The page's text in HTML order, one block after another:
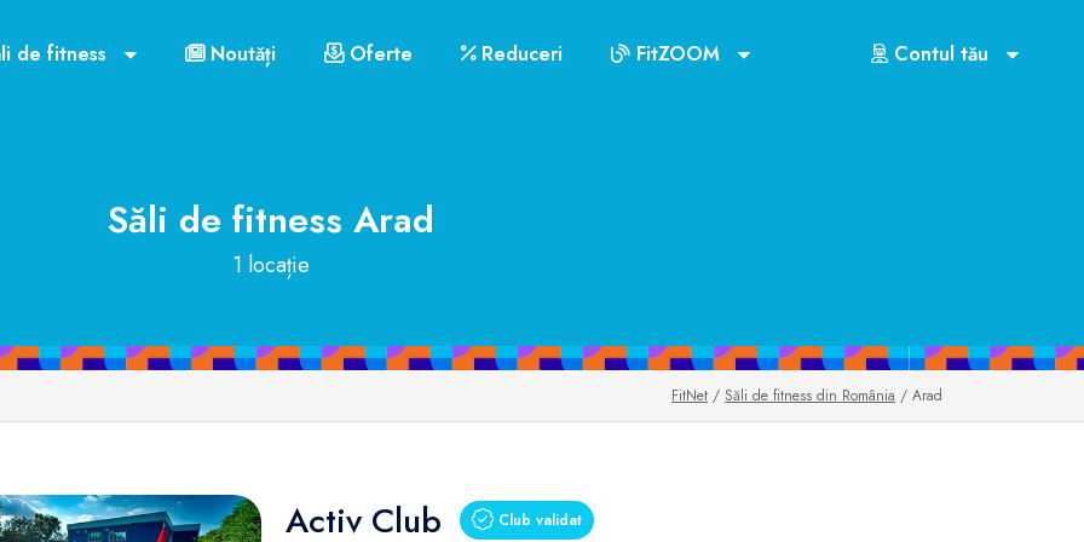
de fitness Noutăți Oferte Reduceri FitZOOM Contul tău
Săli de fitness Arad
1 locație
FitNet / Săli de fitness din România / Arad
Activ Club Club validat